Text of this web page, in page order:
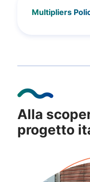
Multipliers
Alla
progetto